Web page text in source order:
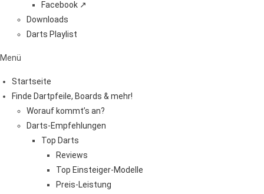
Facebook ↗
Downloads
Darts Playlist
Menü
Startseite
Finde Dartpfeile, Boards & mehr!
Worauf kommt’s an?
Darts-Empfehlungen
Top Darts
Reviews
Top Einsteiger-Modelle
Preis-Leistung